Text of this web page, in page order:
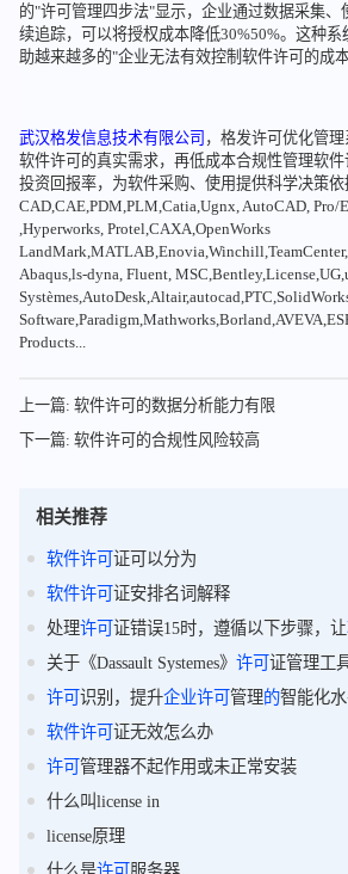
的"许可管理四步法"显示，企业通过数据采集、
续追踪，可以将授权成本降低30%50%。这种
助越来越多的"企业无法有效控制软件许可的成
武汉格发信息技术有限公司 ，格发许可优化管
软件许可的真实需求，再低成本合规性管理软
投资回报率，为软件采购、使用提供科学决策
CAD,CAE,PDM,PLM,Catia,Ugnx, AutoCAD, Pro/
,Hyperworks, Protel,CAXA,OpenWorks
Abaqus,ls-dyna, Fluent,
Products...
上一篇: 软件许可的数据分析能力有限
下一篇: 软件许可的合规性风险较高
相关推荐
软件许可 证可以分为
软件许可 证安排名词解释
处理许可 证错误15时，遵循以下步骤，让
关于《Dassault Systemes》 许可 证管理工
许可 识别，提升企业许可 管理的智能化
软件许可 证无效怎么办
许可 管理器不起作用或未正常安装
什么叫license in
license原理